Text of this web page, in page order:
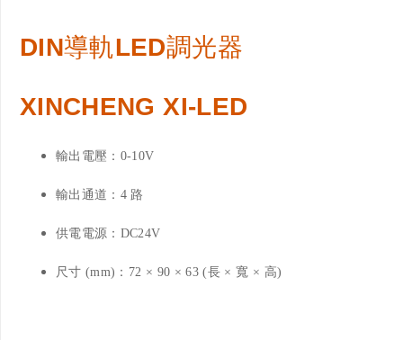
DIN導軌LED調光器
XINCHENG XI-LED
輸出電壓：0-10V
輸出通道：4 路
供電電源：DC24V
尺寸 (mm)：72 × 90 × 63 (長 × 寬 × 高)